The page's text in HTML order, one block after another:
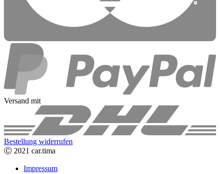
Versand mit
Bestellung widerrufen
Ⓒ 2021 car.tima
Impressum